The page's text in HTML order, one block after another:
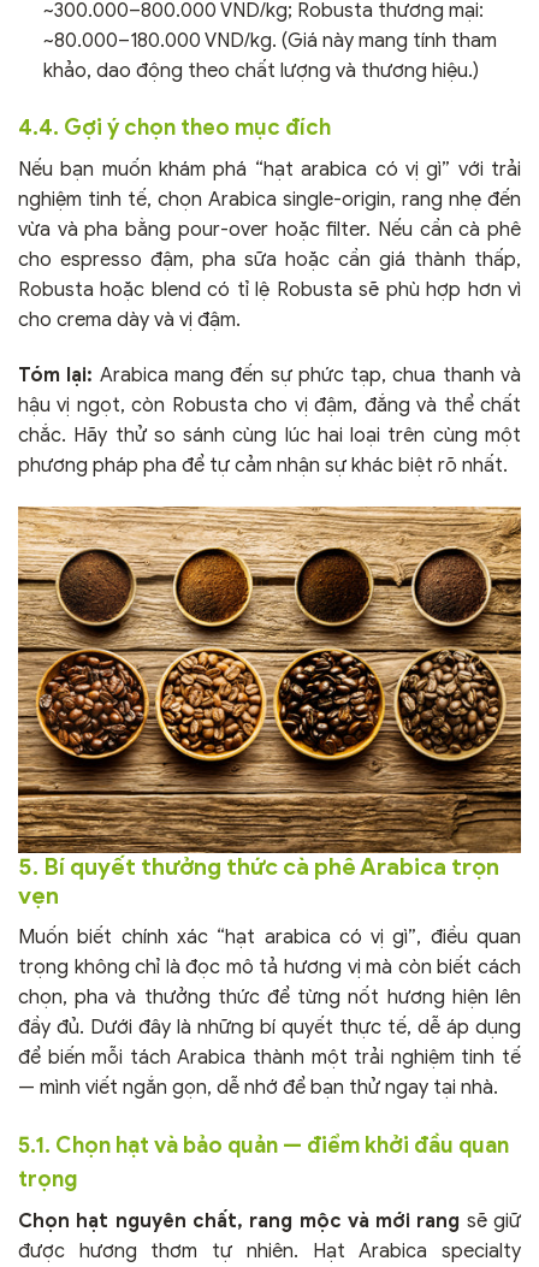
~300.000–800.000 VND/kg; Robusta thương mại:
~80.000–180.000 VND/kg. (Giá này mang tính tham
khảo, dao động theo chất lượng và thương hiệu.)
4.4. Gợi ý chọn theo mục đích
Nếu bạn muốn khám phá “hạt arabica có vị gì” với trải
nghiệm tinh tế, chọn Arabica single-origin, rang nhẹ đến
vừa và pha bằng pour-over hoặc filter. Nếu cần cà phê
cho espresso đậm, pha sữa hoặc cần giá thành thấp,
Robusta hoặc blend có tỉ lệ Robusta sẽ phù hợp hơn vì
cho crema dày và vị đậm.
Tóm lại: Arabica mang đến sự phức tạp, chua thanh và
hậu vị ngọt, còn Robusta cho vị đậm, đắng và thể chất
chắc. Hãy thử so sánh cùng lúc hai loại trên cùng một
phương pháp pha để tự cảm nhận sự khác biệt rõ nhất.
5. Bí quyết thưởng thức cà phê Arabica trọn
vẹn
Muốn biết chính xác “hạt arabica có vị gì”, điều quan
trọng không chỉ là đọc mô tả hương vị mà còn biết cách
chọn, pha và thưởng thức để từng nốt hương hiện lên
đầy đủ. Dưới đây là những bí quyết thực tế, dễ áp dụng
để biến mỗi tách Arabica thành một trải nghiệm tinh tế
— mình viết ngắn gọn, dễ nhớ để bạn thử ngay tại nhà.
5.1. Chọn hạt và bảo quản — điểm khởi đầu quan
trọng
Chọn hạt nguyên chất, rang mộc và mới rang sẽ giữ
được hương thơm tự nhiên. Hạt Arabica specialty